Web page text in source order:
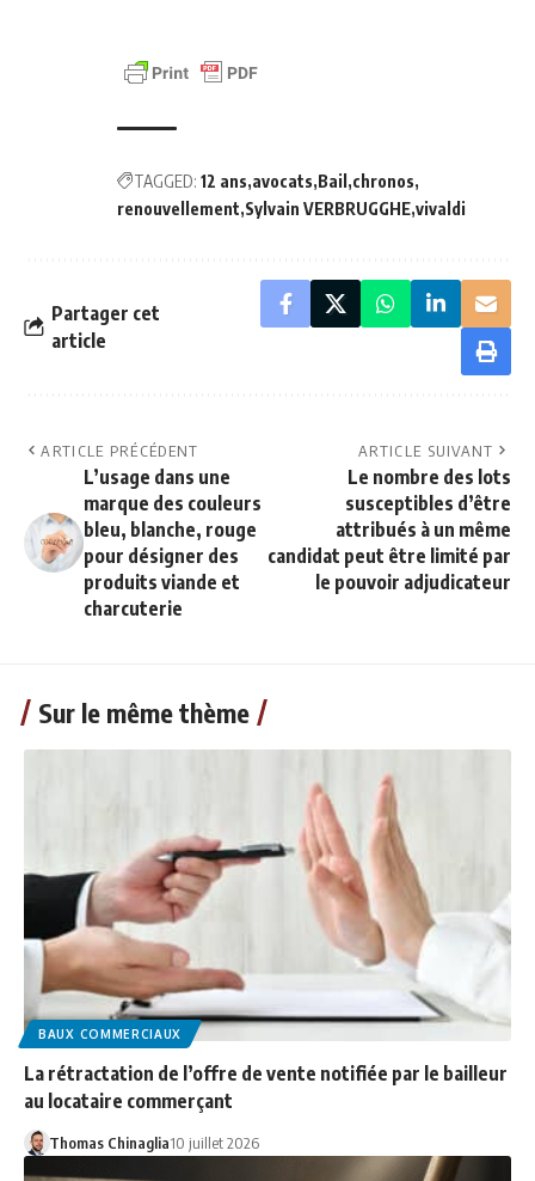
TAGGED: 12 ans avocats Bail chronos
renouvellement Sylvain VERBRUGGHE vivaldi
Partager cet
article
ARTICLE PRÉCÉDENT
L’usage dans une
marque des couleurs
bleu, blanche, rouge
pour désigner des
produits viande et
charcuterie
ARTICLE SUIVANT
Le nombre des lots
susceptibles d’être
attribués à un même
candidat peut être limité par
le pouvoir adjudicateur
Sur le même thème
BAUX COMMERCIAUX
La rétractation de l’offre de vente notifiée par le bailleur
au locataire commerçant
Thomas Chinaglia10 juillet 2026